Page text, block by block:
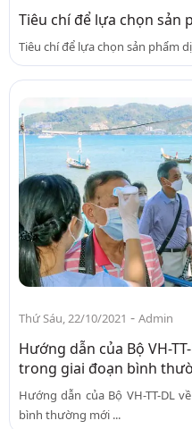
Tiêu chí để lựa chọn sản
Tiêu chí để lựa chọn sản phẩm
Thứ Sáu, 22/10/2021 - Admin
Hướng dẫn của Bộ VH-
trong giai đoạn bình
Hướng dẫn của Bộ VH-TT-DL
bình thường mới ...